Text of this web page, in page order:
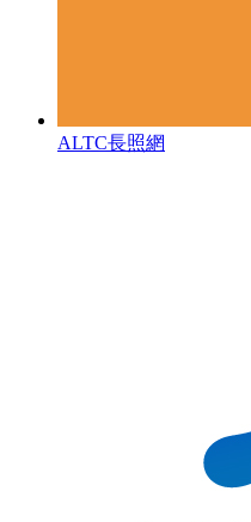
ALTC長照網